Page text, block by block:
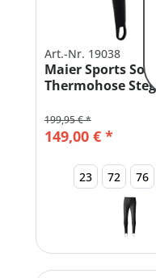
Art.-Nr. 19038
Maier Sports
Thermohose
149,00 € *
199,95 € *
23 72 76